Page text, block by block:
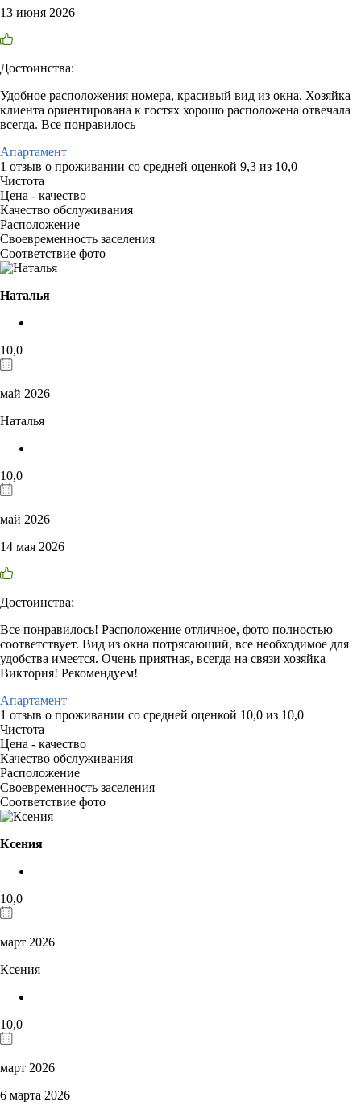
13 июня 2026
Достоинства:
Удобное расположения номера, красивый вид из окна. Хозяйка
клиента ориентирована к гостях хорошо расположена отвечала
всегда. Все понравилось
Апартамент
1 отзыв о проживании со средней оценкой 9,3 из 10,0
Чистота
Цена - качество
Качество обслуживания
Расположение
Своевременность заселения
Соответствие фото
Наталья
10,0
май 2026
Наталья
10,0
май 2026
14 мая 2026
Достоинства:
Все понравилось! Расположение отличное, фото полностью
соответствует. Вид из окна потрясающий, все необходимое для
удобства имеется. Очень приятная, всегда на связи хозяйка
Виктория! Рекомендуем!
Апартамент
1 отзыв о проживании со средней оценкой 10,0 из 10,0
Чистота
Цена - качество
Качество обслуживания
Расположение
Своевременность заселения
Соответствие фото
Ксения
10,0
март 2026
Ксения
10,0
март 2026
6 марта 2026